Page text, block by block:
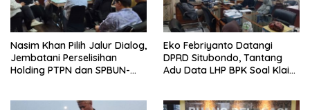
Nasim Khan Pilih Jalur Dialog,
Jembatani Perselisihan
Holding PTPN dan SPBUN-
Eko Febriyanto Datangi
DPRD Situbondo, Tantang
Adu Data LHP BPK Soal Klaim